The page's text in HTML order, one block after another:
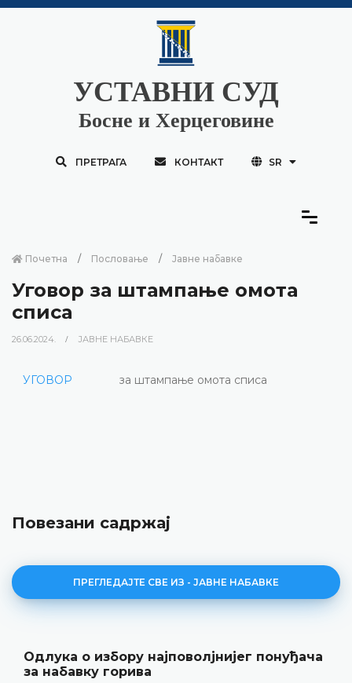
УСТАВНИ СУД
Босне и Херцеговине
ПРЕТРАГА КОНТАКТ SR
Почетна Пословање Јавне набавке
Уговор за штампање омота
списа
26.06.2024. ЈАВНЕ НАБАВКЕ
УГОВОР за штампање омота списа
Повезани садржај
ПРЕГЛЕДАЈТЕ СВЕ ИЗ - ЈАВНЕ НАБАВКЕ
Одлука о избору најповолјнијег понуђача
за набавку горива